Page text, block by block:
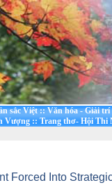
sắc Việt::Văn hóa - Giải trí
Vượng::Trang thơ- Hội Thi
Forced Into